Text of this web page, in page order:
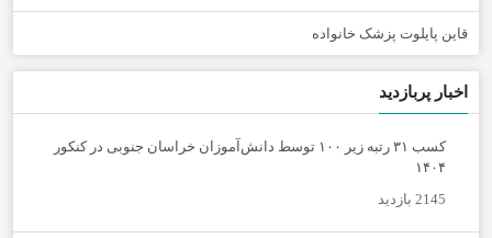
قاین پایلوت پزشک خانواده
اخبار پربازدید
کسب ۳۱ رتبه زیر ۱۰۰ توسط دانش‌آموزان خراسان جنوبی در کنکور
۱۴۰۴
2145 بازدید